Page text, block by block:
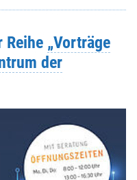
Reihe „Vorträge
der